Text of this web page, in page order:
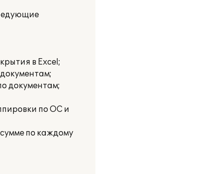
в Excel;
документам;
по ОС и
по каждому